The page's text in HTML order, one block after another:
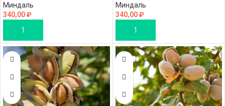
Миндаль
340,00₽
В КОРЗИНУ
Миндаль
340,00₽
В КОРЗИНУ